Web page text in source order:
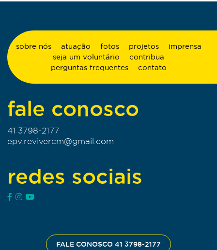
sobre nós atuação fotos projetos
imprensa
seja um voluntário
contribua
perguntas frequentes
contato
fale conosco
41 3798-2177
epv.revivercm@gmail.com
redes sociais
FALE CONOSCO 41 3798-2177